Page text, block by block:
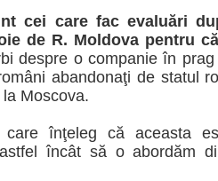
cei care fac evaluări
de R. Moldova pentru
despre o companie în
abandonaţi de statul
Moscova.
înţeleg că aceasta
încât să o abordăm